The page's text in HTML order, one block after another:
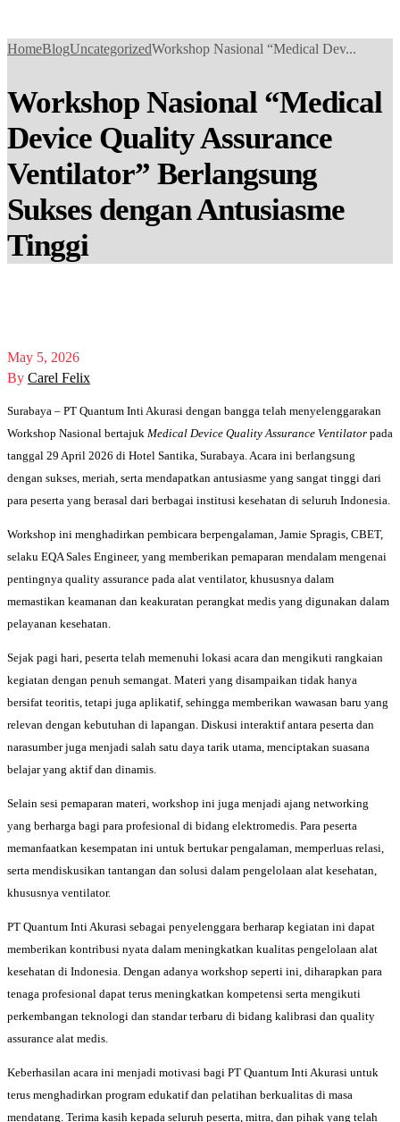
HomeBlogUncategorizedWorkshop Nasional “Medical Dev...
Workshop Nasional “Medical
Device Quality Assurance
Ventilator” Berlangsung
Sukses dengan Antusiasme
Tinggi
May 5, 2026
By Carel Felix
Surabaya – PT Quantum Inti Akurasi dengan bangga telah menyelenggarakan
Workshop Nasional bertajuk Medical Device Quality Assurance Ventilator pada
tanggal 29 April 2026 di Hotel Santika, Surabaya. Acara ini berlangsung
dengan sukses, meriah, serta mendapatkan antusiasme yang sangat tinggi dari
para peserta yang berasal dari berbagai institusi kesehatan di seluruh Indonesia.
Workshop ini menghadirkan pembicara berpengalaman, Jamie Spragis, CBET,
selaku EQA Sales Engineer, yang memberikan pemaparan mendalam mengenai
pentingnya quality assurance pada alat ventilator, khususnya dalam
memastikan keamanan dan keakuratan perangkat medis yang digunakan dalam
pelayanan kesehatan.
Sejak pagi hari, peserta telah memenuhi lokasi acara dan mengikuti rangkaian
kegiatan dengan penuh semangat. Materi yang disampaikan tidak hanya
bersifat teoritis, tetapi juga aplikatif, sehingga memberikan wawasan baru yang
relevan dengan kebutuhan di lapangan. Diskusi interaktif antara peserta dan
narasumber juga menjadi salah satu daya tarik utama, menciptakan suasana
belajar yang aktif dan dinamis.
Selain sesi pemaparan materi, workshop ini juga menjadi ajang networking
yang berharga bagi para profesional di bidang elektromedis. Para peserta
memanfaatkan kesempatan ini untuk bertukar pengalaman, memperluas relasi,
serta mendiskusikan tantangan dan solusi dalam pengelolaan alat kesehatan,
khususnya ventilator.
PT Quantum Inti Akurasi sebagai penyelenggara berharap kegiatan ini dapat
memberikan kontribusi nyata dalam meningkatkan kualitas pengelolaan alat
kesehatan di Indonesia. Dengan adanya workshop seperti ini, diharapkan para
tenaga profesional dapat terus meningkatkan kompetensi serta mengikuti
perkembangan teknologi dan standar terbaru di bidang kalibrasi dan quality
assurance alat medis.
Keberhasilan acara ini menjadi motivasi bagi PT Quantum Inti Akurasi untuk
terus menghadirkan program edukatif dan pelatihan berkualitas di masa
mendatang. Terima kasih kepada seluruh peserta, mitra, dan pihak yang telah